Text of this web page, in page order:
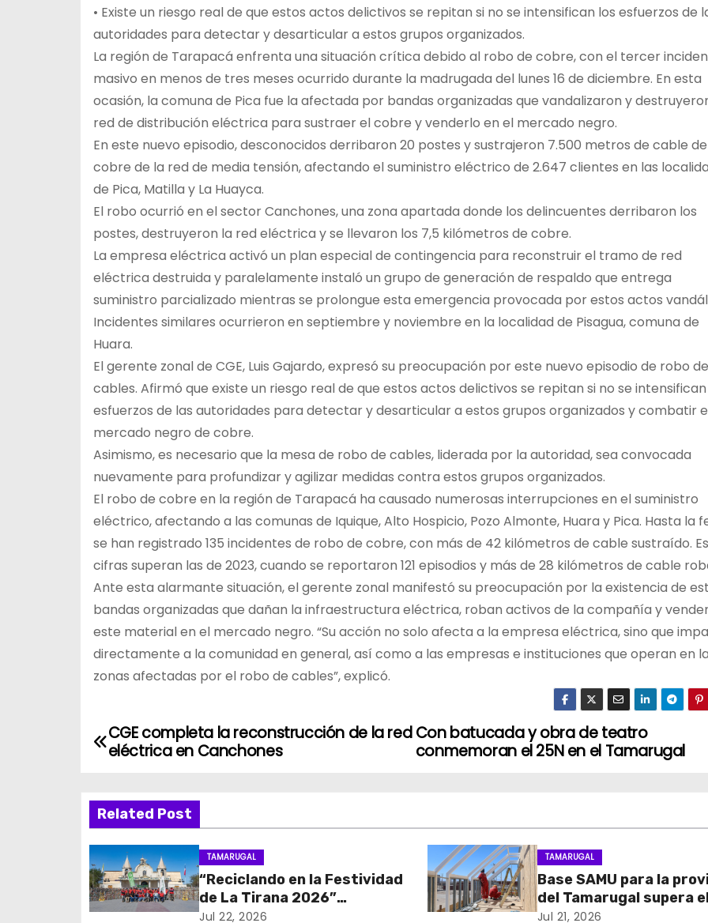
• Existe un riesgo real de que estos actos delictivos se repitan si no se intensifican los esfuerzos de
autoridades para detectar y desarticular a estos grupos organizados.
La región de Tarapacá enfrenta una situación crítica debido al robo de cobre, con el tercer
masivo en menos de tres meses ocurrido durante la madrugada del lunes 16 de diciembre. En esta
ocasión, la comuna de Pica fue la afectada por bandas organizadas que vandalizaron y
red de distribución eléctrica para sustraer el cobre y venderlo en el mercado negro.
En este nuevo episodio, desconocidos derribaron 20 postes y sustrajeron 7.500 metros de cable de
cobre de la red de media tensión, afectando el suministro eléctrico de 2.647 clientes en las
de Pica, Matilla y La Huayca.
El robo ocurrió en el sector Canchones, una zona apartada donde los delincuentes derribaron los
postes, destruyeron la red eléctrica y se llevaron los 7,5 kilómetros de cobre.
La empresa eléctrica activó un plan especial de contingencia para reconstruir el tramo de red
eléctrica destruida y paralelamente instaló un grupo de generación de respaldo que entrega
suministro parcializado mientras se prolongue esta emergencia provocada por estos actos
Incidentes similares ocurrieron en septiembre y noviembre en la localidad de Pisagua, comuna de
Huara.
El gerente zonal de CGE, Luis Gajardo, expresó su preocupación por este nuevo episodio de robo de
cables. Afirmó que existe un riesgo real de que estos actos delictivos se repitan si no se
esfuerzos de las autoridades para detectar y desarticular a estos grupos organizados y combatir
mercado negro de cobre.
Asimismo, es necesario que la mesa de robo de cables, liderada por la autoridad, sea convocada
nuevamente para profundizar y agilizar medidas contra estos grupos organizados.
El robo de cobre en la región de Tarapacá ha causado numerosas interrupciones en el suministro
eléctrico, afectando a las comunas de Iquique, Alto Hospicio, Pozo Almonte, Huara y Pica. Hasta la
se han registrado 135 incidentes de robo de cobre, con más de 42 kilómetros de cable sustraído.
cifras superan las de 2023, cuando se reportaron 121 episodios y más de 28 kilómetros de cable
Ante esta alarmante situación, el gerente zonal manifestó su preocupación por la existencia de
bandas organizadas que dañan la infraestructura eléctrica, roban activos de la compañía y
este material en el mercado negro. “Su acción no solo afecta a la empresa eléctrica, sino que
directamente a la comunidad en general, así como a las empresas e instituciones que operan en
zonas afectadas por el robo de cables”, explicó.
N
v
e
g
a
Con batucada y obra de teatro
conmemoran el 25N en el Tamarugal
CGE completa la reconstrucción de la red
eléctrica en Canchones
Related Post
TAMARUGAL
“Reciclando en la Festividad
de La Tirana 2026”
recupera cerca de cuatro
Jul 22, 2026
TAMARUGAL
Base SAMU para la
del Tamarugal supera
60% de avance en su
Jul 21, 2026